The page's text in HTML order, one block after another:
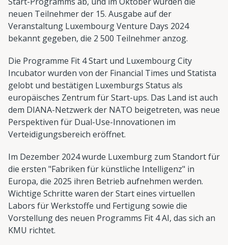
neuen Teilnehmer der 15. Ausgabe auf der
Veranstaltung Luxembourg Venture Days 2024
bekannt gegeben, die 2 500 Teilnehmer anzog.
Die Programme Fit 4 Start und Luxembourg City
Incubator wurden von der Financial Times und Statista
gelobt und bestätigen Luxemburgs Status als
europäisches Zentrum für Start-ups. Das Land ist auch
dem DIANA-Netzwerk der NATO beigetreten, was neue
Perspektiven für Dual-Use-Innovationen im
Verteidigungsbereich eröffnet.
Im Dezember 2024 wurde Luxemburg zum Standort für
die ersten "Fabriken für künstliche Intelligenz" in
Europa, die 2025 ihren Betrieb aufnehmen werden.
Wichtige Schritte waren der Start eines virtuellen
Labors für Werkstoffe und Fertigung sowie die
Vorstellung des neuen Programms Fit 4 AI, das sich an
KMU richtet.